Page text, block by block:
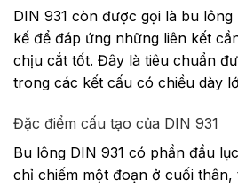
DIN 931 còn được gọi là bu
kế để đáp ứng những liên kết
chịu cắt tốt. Đây là tiêu chuẩn
trong các kết cấu có chiều dày
Đặc điểm cấu tạo của DIN 931
Bu lông DIN 931 có phần đầu
chỉ chiếm một đoạn ở cuối